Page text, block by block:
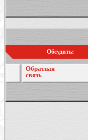
Обсудить:
Обратная
связь